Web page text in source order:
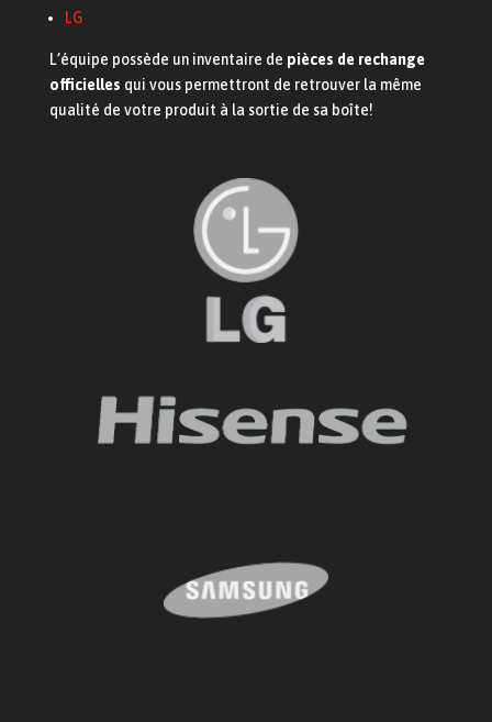
LG
L’équipe possède un inventaire de pièces de rechange
officielles qui vous permettront de retrouver la même
qualité de votre produit à la sortie de sa boîte!